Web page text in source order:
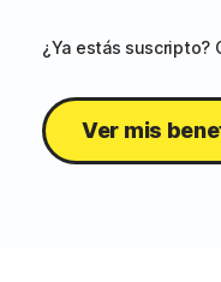
¿Ya estás suscripto?
Ver mis